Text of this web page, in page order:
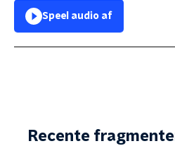
Speel audio af
Recente